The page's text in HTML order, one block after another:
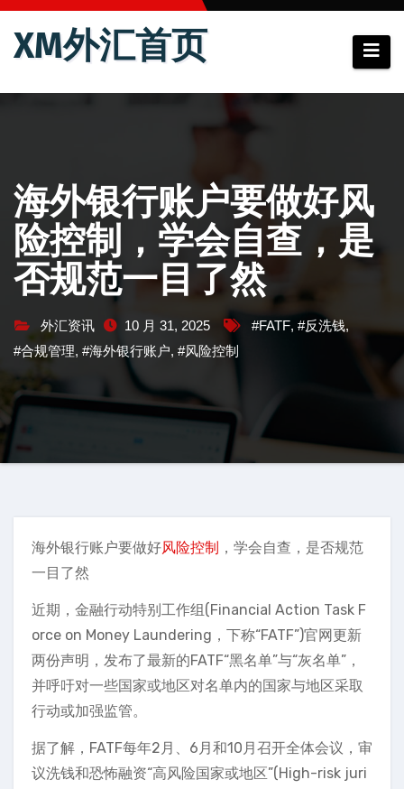
跳
XM外汇首页
海外银行账户要做好风
险控制，学会自查，是
否规范一目了然
外汇资讯 10 月 31, 2025 #FATF, #反洗钱,
#合规管理, #海外银行账户, #风险控制
海外银行账户要做好风险控制 ，学会自查，是否规范
一目了然
近期，金融行动特别工作组(Financial Action Task F
orce on Money Laundering，下称“FATF”)官网更新
两份声明，发布了最新的FATF“黑名单”与“灰名单”，
并呼吁对一些国家或地区对名单内的国家与地区采取
行动或加强监管。
据了解，FATF每年2月、6月和10月召开全体会议，审
议洗钱和恐怖融资“高风险国家或地区”(High-risk juri